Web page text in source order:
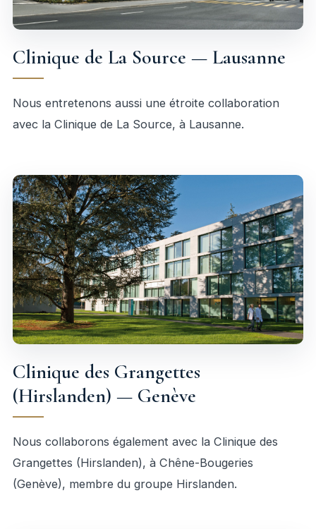
Clinique de La Source — Lausanne
Nous entretenons aussi une étroite collaboration
avec la Clinique de La Source, à Lausanne.
Clinique des Grangettes
(Hirslanden) — Genève
Nous collaborons également avec la Clinique des
Grangettes (Hirslanden), à Chêne-Bougeries
(Genève), membre du groupe Hirslanden.